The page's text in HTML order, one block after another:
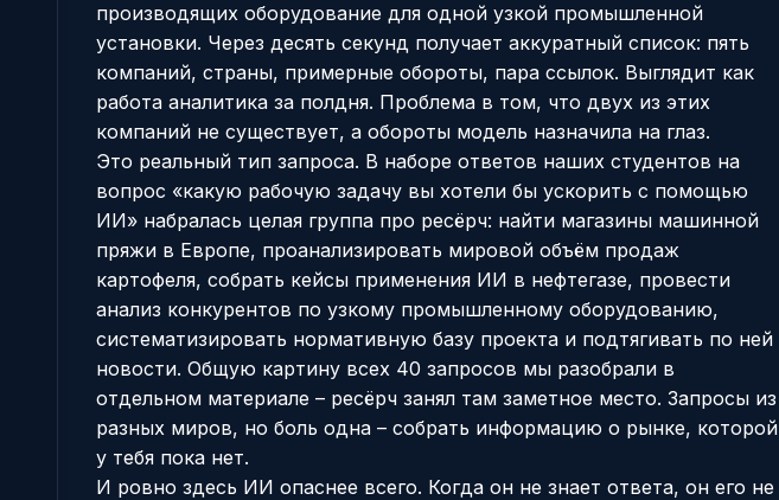
производящих оборудование для одной узкой промышленной
установки. Через десять секунд получает аккуратный список: пять
компаний, страны, примерные обороты, пара ссылок. Выглядит как
работа аналитика за полдня. Проблема в том, что двух из этих
компаний не существует, а обороты модель назначила на глаз.
Это реальный тип запроса. В наборе ответов наших студентов на
вопрос «какую рабочую задачу вы хотели бы ускорить с помощью
ИИ» набралась целая группа про ресёрч: найти магазины машинной
пряжи в Европе, проанализировать мировой объём продаж
картофеля, собрать кейсы применения ИИ в нефтегазе, провести
анализ конкурентов по узкому промышленному оборудованию,
систематизировать нормативную базу проекта и подтягивать по ней
новости. Общую картину всех 40 запросов мы разобрали в
отдельном материале – ресёрч занял там заметное место. Запросы из
разных миров, но боль одна – собрать информацию о рынке, которой
у тебя пока нет.
И ровно здесь ИИ опаснее всего. Когда он не знает ответа, он его не